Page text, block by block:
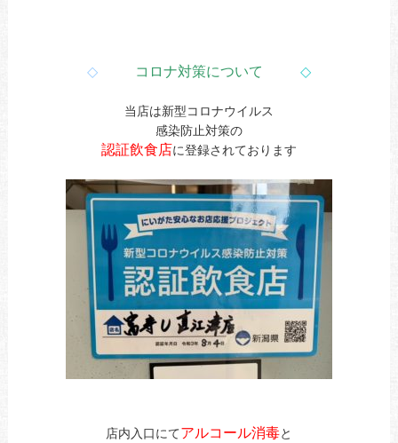
◇ コロナ対策について ◇
当店は新型コロナウイルス
感染防止対策の
認証飲食店に登録されております
店内入口にてアルコール消毒と